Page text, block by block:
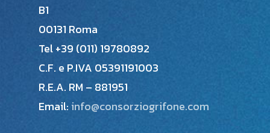
B1
00131 Roma
Tel +39 (011) 19780892
C.F. e P.IVA 05391191003
R.E.A. RM – 881951
Email: info@consorziogrifone.com